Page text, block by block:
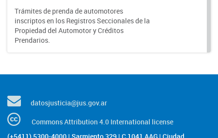
Trámites de prenda de automotores
inscriptos en los Registros Seccionales de la
Propiedad del Automotor y Créditos
Prendarios.
datosjusticia@jus.gov.ar
Commons Attribution 4.0 International license